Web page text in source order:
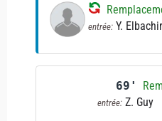
entrée: Y. Elbachir
69'
entrée: Z. Guy